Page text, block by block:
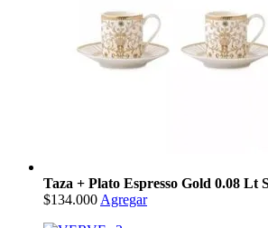
Taza + Plato Espresso Gold 0.08 Lt
$134.000 Agregar